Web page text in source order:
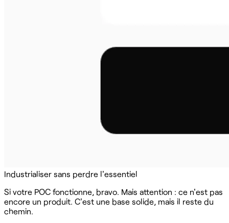
Industrialiser sans perdre l'essentiel
Si votre POC fonctionne, bravo. Mais attention : ce n'est pas
encore un produit. C'est une base solide, mais il reste du
chemin.